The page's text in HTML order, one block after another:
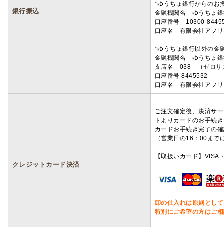
銀行振込
*ゆうちょ銀行からのお
金融機関名 ゆうちょ
口座番号 10300-
口座名 有限会社アフ
*ゆうちょ銀行以外の金
金融機関名 ゆうちょ
支店名 038 （ゼロサ
口座番号 8445532
口座名 有限会社アフ
クレジットカード決済
ご注文確定後、決済サ
トよりカードのお手続
カードお手続き完了の
（営業日の16：00ま
【取扱いカード】
卸の仕入れは原則とし
特別にご希望の方はご